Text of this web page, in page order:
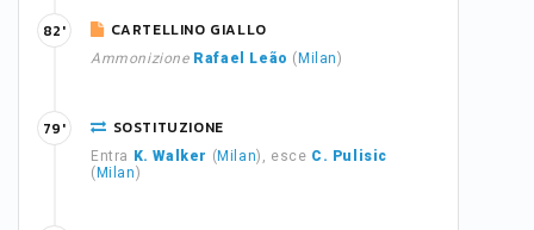
CARTELLINO GIALLO
Ammonizione Rafael Leão ( Milan)
82'
SOSTITUZIONE
Entra K. Walker ( Milan), esce C. Pulisic
( Milan)
79'